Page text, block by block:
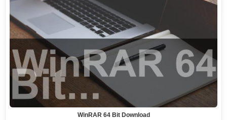
WinRAR 64 Bit Download